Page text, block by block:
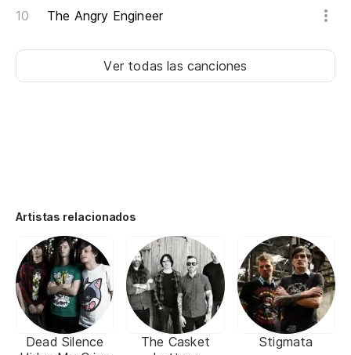
The Angry Engineer
Ver todas las canciones
Artistas relacionados
Dead Silence
The Casket
Stigmata